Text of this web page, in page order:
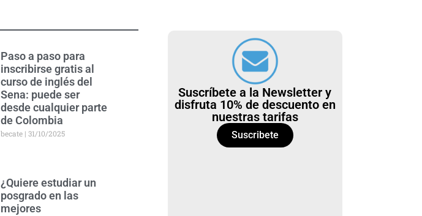
Paso a paso para
inscribirse gratis al
curso de inglés del
Sena: puede ser
desde cualquier parte
de Colombia
becate 31/10/2025
¿Quiere estudiar un
posgrado en las
mejores
Suscríbete a la Newsletter y
disfruta 10% de descuento en
nuestras tarifas
Suscribete